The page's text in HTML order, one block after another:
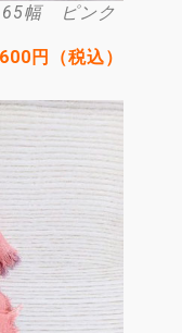
65幅 ピンク
円（税込）